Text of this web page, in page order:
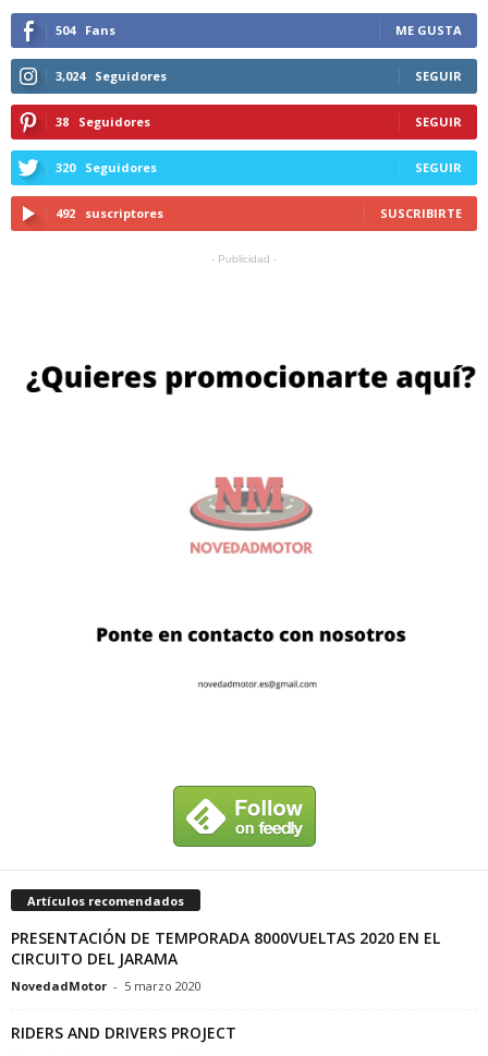
504 Fans ME GUSTA
3,024 Seguidores SEGUIR
38 Seguidores SEGUIR
320 Seguidores SEGUIR
492 suscriptores SUSCRIBIRTE
- Publicidad -
Artículos recomendados
PRESENTACIÓN DE TEMPORADA 8000VUELTAS 2020 EN EL
CIRCUITO DEL JARAMA
NovedadMotor - 5 marzo 2020
RIDERS AND DRIVERS PROJECT